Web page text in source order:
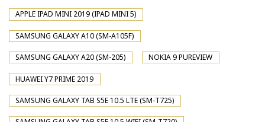
APPLE IPAD MINI 2019 (IPAD MINI 5)
SAMSUNG GALAXY A10 (SM-A105F)
SAMSUNG GALAXY A20 (SM-205) NOKIA 9 PUREVIEW
HUAWEI Y7 PRIME 2019
SAMSUNG GALAXY TAB S5E 10.5 LTE (SM-T725)